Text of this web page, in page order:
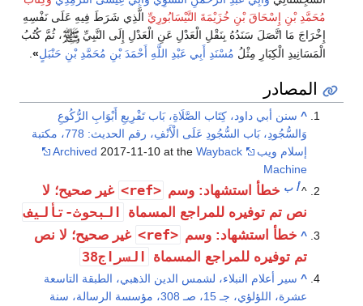
مُحَمَّدِ بْنِ إِسْحَاقَ بْنِ خُزَيْمَةَ النَّيْسَابُورِيِّ الَّذِي شَرَطَ فِيهِ عَلَى نَفْسِهِ
إِخْرَاجَ مَا اتَّصَلَ سَنَدُهُ بِنَقْلِ الْعَدْلِ عَنِ الْعَدْلِ إِلَى النَّبِيِّ
، ثُمَّ كُتُبُ
الْمَسَانِيدِ الْكِبَارِ مِثْلُ مُسْنَدِ أَبِي عَبْدِ اللَّهِ أَحْمَدَ بْنِ مُحَمَّدِ بْنِ حَنْبَلٍ»
المصادر
^ سنن أبي داود، كِتَاب الصَّلَاةِ، بَاب تَفْرِيعِ أَبْوَابِ الرُّكُوعِ
وَالسُّجُودِ، بَاب السُّجُودِ عَلَى الْأَنْفِ، رقم الحديث: 778، مكتبة
إسلام ويب
Archived 2017-11-10 at theWayback
Machine
^أ ب خطأ استشهاد: وسم <ref>
غير صحيح؛ لا
نص تم توفيره للمراجع المسماة
البحوث-تأليف
^ خطأ استشهاد: وسم <ref>
غير صحيح؛ لا نص
تم توفيره للمراجع المسماة
السراج38
^ سير أعلام النبلاء، لشمس الدين الذهبي، الطبقة التاسعة
عشرة، اللؤلؤي، جـ 15، صـ 308، مؤسسة الرسالة، سنة